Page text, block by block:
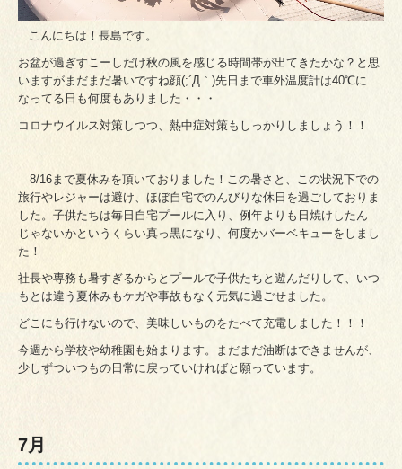
こんにちは！長島です。
お盆が過ぎすこーしだけ秋の風を感じる時間帯が出てきたかな？と思
いますがまだまだ暑いですね顔(;´Д｀)先日まで車外温度計は40℃に
なってる日も何度もありました・・・
コロナウイルス対策しつつ、熱中症対策もしっかりしましょう！！
8/16まで夏休みを頂いておりました！この暑さと、この状況下での
旅行やレジャーは避け、ほぼ自宅でのんびりな休日を過ごしておりま
した。子供たちは毎日自宅プールに入り、例年よりも日焼けしたん
じゃないかというくらい真っ黒になり、何度かバーベキューをしまし
た！
社長や専務も暑すぎるからとプールで子供たちと遊んだりして、いつ
もとは違う夏休みもケガや事故もなく元気に過ごせました。
どこにも行けないので、美味しいものをたべて充電しました！！！
今週から学校や幼稚園も始まります。まだまだ油断はできませんが、
少しずついつもの日常に戻っていければと願っています。
7月